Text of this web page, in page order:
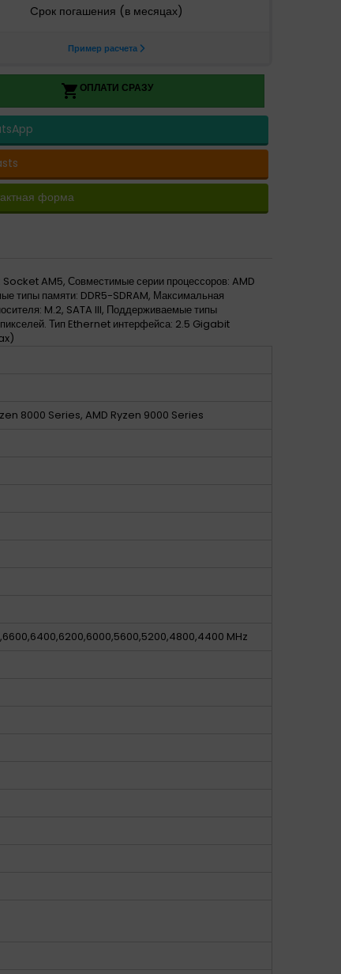
ОПЛАТИ СРАЗУ
форма
Socket AM5, Совместимые серии процессоров: AMD
типы памяти: DDR5-SDRAM, Максимальная
M.2, SATA III, Поддерживаемые типы
пикселей. Тип Ethernet интерфейса: 2.5 Gigabit
8000 Series, AMD Ryzen 9000 Series
MHz